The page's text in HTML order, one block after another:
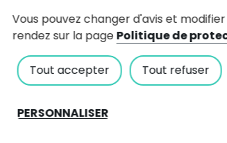
Vous pouvez changer d'avis et
rendez sur la page Politique de
Tout accepter Tout refuser
PERSONNALISER
Inscriptions /
En savoir plus